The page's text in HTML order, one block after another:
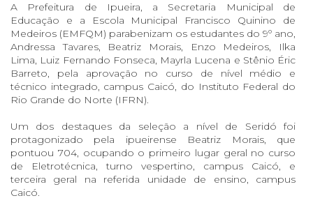
A Prefeitura de Ipueira, a Secretaria Municipal de
Educação e a Escola Municipal Francisco Quinino de
Medeiros (EMFQM) parabenizam os estudantes do 9º ano,
Andressa Tavares, Beatriz Morais, Enzo Medeiros, Ilka
Lima, Luiz Fernando Fonseca, Mayrla Lucena e Stênio Éric
Barreto, pela aprovação no curso de nível médio e
técnico integrado, campus Caicó, do Instituto Federal do
Rio Grande do Norte (IFRN).
Um dos destaques da seleção a nível de Seridó foi
protagonizado pela ipueirense Beatriz Morais, que
pontuou 704, ocupando o primeiro lugar geral no curso
de Eletrotécnica, turno vespertino, campus Caicó, e
terceira geral na referida unidade de ensino, campus
Caicó.